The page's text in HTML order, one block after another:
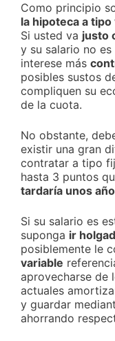
Como principio
la hipoteca a tipo
Si usted va justo
y su salario no
interese más
posibles sustos
compliquen su
de la cuota.
No obstante,
existir una gran
contratar a tipo
hasta 3 puntos
tardaría unos
Si su salario es
suponga ir
posiblemente le
variable
aprovecharse de
actuales
y guardar
ahorrando